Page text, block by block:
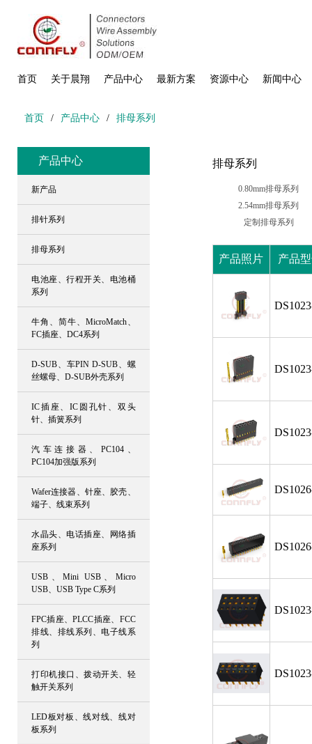
首页 关于晨翔 产品中心 最新方案 资源中心 新闻中心
首页 / 产品中心 / 排母系列
产品中心
新产品
排针系列
排母系列
电池座、行程开关、电池桶
系列
牛角、简牛、MicroMatch、
FC插座、DC4系列
D-SUB、车PIN D-SUB、螺
丝螺母、D-SUB外壳系列
IC插座、IC圆孔针、双头
针、插簧系列
汽车连接器、PC104、
PC104加强版系列
Wafer连接器、针座、胶壳、
端子、线束系列
水晶头、电话插座、网络插
座系列
USB、Mini USB、Micro
USB、USB Type C系列
FPC插座、PLCC插座、FCC
排线、排线系列、电子线系
列
打印机接口、拨动开关、轻
触开关系列
LED板对板、线对线、线对
板系列
排母系列
0.80mm排母系列
2.54mm排母系列
定制排母系列
产品照片 产品